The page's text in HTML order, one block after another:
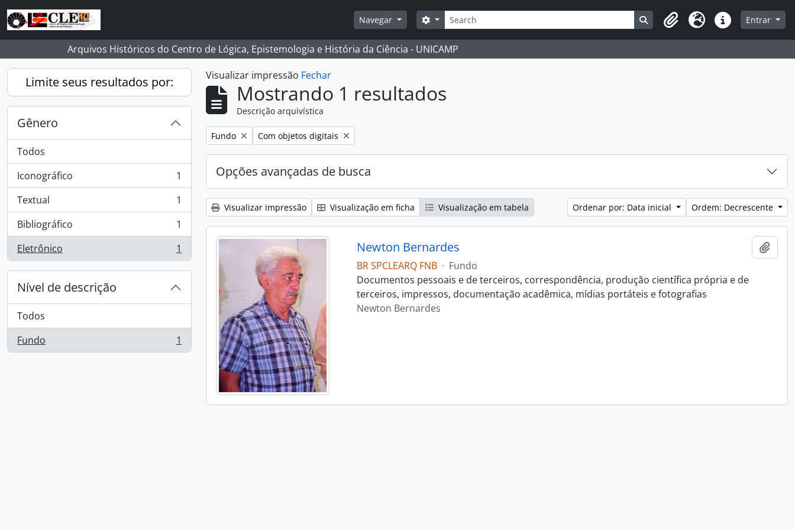
Skip to main content
Navegar
Buscar
Opções de busca Busque na página de navegação
Clipboard
Idioma Atalhos Entrar
Arquivos Históricos do Centro de Lógica, Epistemologia e História da Ciência - UNICAMP
Limite seus resultados por:
Gênero
Todos
Iconográfico
, 1 resultados
1
Textual
, 1 resultados
1
Bibliográfico
, 1 resultados
1
Eletrônico
, 1 resultados 1
Nível de descrição
Todos
Fundo
, 1 resultados 1
Visualizar impressão Fechar
Mostrando 1 resultados
Descrição arquivística
Remover filtro:
Fundo Remover filtro:
Com objetos digitais
Opções avançadas de busca
Visualizar impressão Visualização em ficha Visualização em tabela Ordenar por: Data inicial Ordem: Decrescente
Newton Bernardes
BR SPCLEARQ FNB · Fundo
Documentos pessoais e de terceiros, correspondência, produção científica própria e de
terceiros, impressos, documentação acadêmica, mídias portáteis e fotografias
Newton Bernardes